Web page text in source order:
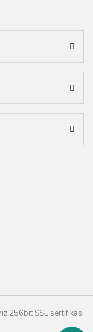
256bit SSL sertifikası